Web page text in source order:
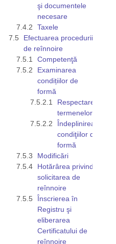
şi documentele
necesare
Taxele
Efectuarea procedurii
de reînnoire
Competenţă
Examinarea
condițiilor de
formă
Respectarea
termenelor
Îndeplinirea
condiţiilor de
formă
Modificări
Hotărârea privind
solicitarea de
reînnoire
Înscrierea în
Registru şi
eliberarea
Certificatului de
reînnoire